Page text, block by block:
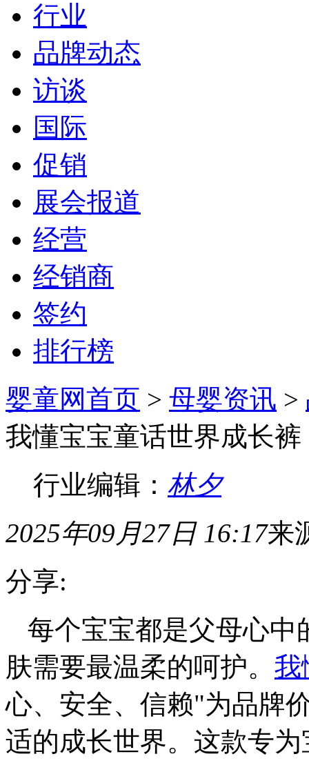
行业
品牌动态
访谈
国际
促销
展会报道
经营
经销商
签约
排行榜
婴童网首页 > 母婴资讯 >
我懂宝宝童话世界成长
行业编辑： 林夕
2025年09月27日 16:17来
分享:
每个宝宝都是父母心中
肤需要最温柔的呵护。 我
心、安全、信赖"为品牌
适的成长世界。这款专